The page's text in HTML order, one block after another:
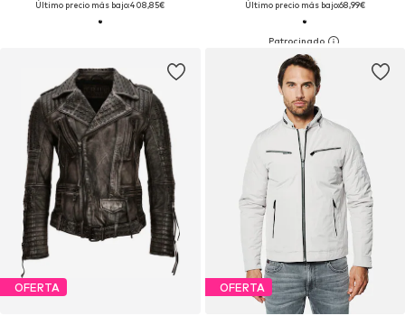
Último precio más bajo:408,85€
Último precio más bajo:68,99€
OFERTA OFERTA